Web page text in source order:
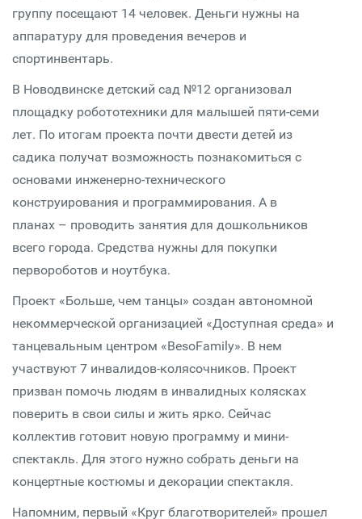
группу посещают 14 человек. Деньги нужны на
аппаратуру для проведения вечеров и
спортинвентарь.
В Новодвинске детский сад №12 организовал
площадку робототехники для малышей пяти-семи
лет. По итогам проекта почти двести детей из
садика получат возможность познакомиться с
основами инженерно-технического
конструирования и программирования. А в
планах – проводить занятия для дошкольников
всего города. Средства нужны для покупки
первороботов и ноутбука.
Проект «Больше, чем танцы» создан автономной
некоммерческой организацией «Доступная среда» и
танцевальным центром «BesoFamily». В нем
участвуют 7 инвалидов-колясочников. Проект
призван помочь людям в инвалидных колясках
поверить в свои силы и жить ярко. Сейчас
коллектив готовит новую программу и мини-
спектакль. Для этого нужно собрать деньги на
концертные костюмы и декорации спектакля.
Напомним, первый «Круг благотворителей» прошел